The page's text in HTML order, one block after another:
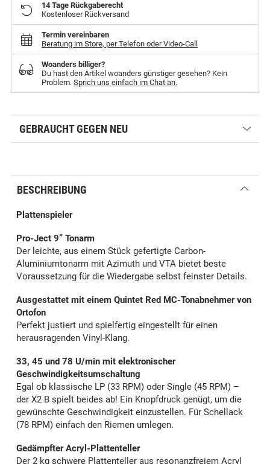
14 Tage Rückgaberecht
Kostenloser Rückversand
Termin vereinbaren
Beratung im Store, per Telefon oder Video-Call
Woanders billiger?
Du hast den Artikel woanders günstiger gesehen? Kein
Problem. Sprich uns einfach im Chat an.
GEBRAUCHT GEGEN NEU
BESCHREIBUNG
Plattenspieler
Pro-Ject 9” Tonarm
Der leichte, aus einem Stück gefertigte Carbon-
Aluminiumton­arm mit Azimuth und VTA bietet beste
Voraussetzung für die Wiedergabe selbst feinster Details.
Ausgestattet mit einem Quintet Red MC-Tonabnehmer von
Ortofon
Perfekt justiert und spielfertig eingestellt für einen
herausragenden Vinyl-Klang.
33, 45 und 78 U/min mit elektronischer
Geschwindigkeitsumschaltung
Egal ob klassische LP (33 RPM) oder Single (45 RPM) –
der X2 B spielt beides ab! Ein Knopfdruck genügt, um die
gewünschte Geschwindigkeit einzustellen. Für Schellack
(78 RPM) einfach den Riemen umlegen.
Gedämpfter Acryl-Plattenteller
Der 2 kg schwere Plattenteller aus resonanzfreiem Acryl